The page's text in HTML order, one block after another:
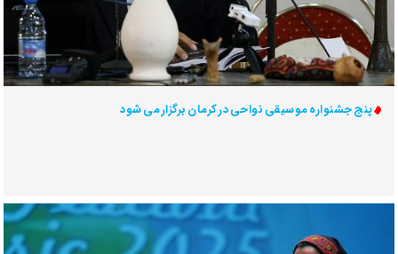
پنج جشنواره موسیقی نواحی در کرمان برگزار می شود